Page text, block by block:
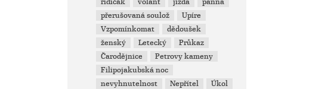
přerušovaná soulož
Upíre
Vzpomínkomat
dědoušek
ženský
Letecký
Průkaz
Čarodějnice
Petrovy kameny
Filipojakubská noc
nevyhnutelnost
Nepřítel
Úkol